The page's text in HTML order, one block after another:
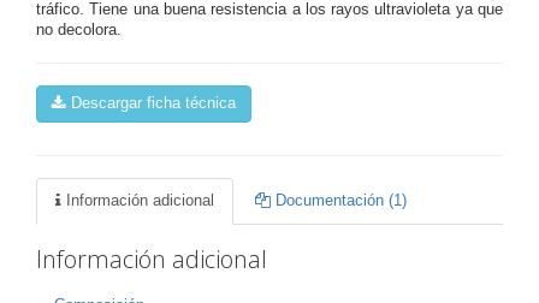
tráfico. Tiene una buena resistencia a los rayos ultravioleta ya que
no decolora.
Descargar ficha técnica
Información adicional Documentación (1)
Información adicional